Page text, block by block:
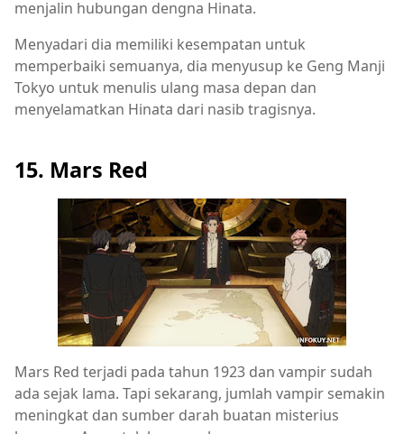
menjalin hubungan dengna Hinata.
Menyadari dia memiliki kesempatan untuk
memperbaiki semuanya, dia menyusup ke Geng Manji
Tokyo untuk menulis ulang masa depan dan
menyelamatkan Hinata dari nasib tragisnya.
15. Mars Red
Mars Red terjadi pada tahun 1923 dan vampir sudah
ada sejak lama. Tapi sekarang, jumlah vampir semakin
meningkat dan sumber darah buatan misterius